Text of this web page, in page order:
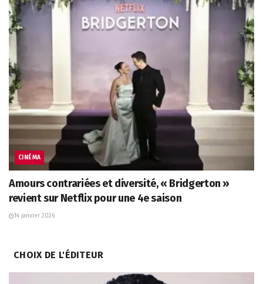
CINÉMA
Amours contrariées et diversité, « Bridgerton »
revient sur Netflix pour une 4e saison
14 janvier 2026
CHOIX DE L'ÉDITEUR